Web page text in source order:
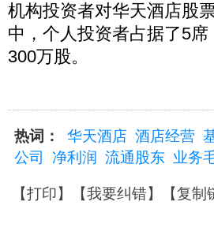
机构投资者对华天酒店股
中，个人投资者占据了5
300万股。
热词： 华天酒店 酒店经营
公司
净利润 流通股东 业务
【打印】【我要纠错】【复制